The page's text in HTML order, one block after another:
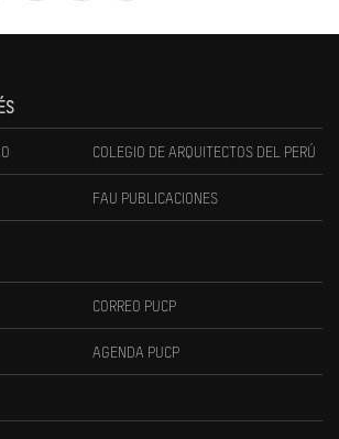
COLEGIO DE ARQUITECTOS DEL PERÚ
FAU PUBLICACIONES
CORREO PUCP
AGENDA PUCP